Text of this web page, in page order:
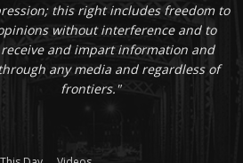
this right includes freedom to
without interference and to
receive and impart information and
any media and regardless of
frontiers."